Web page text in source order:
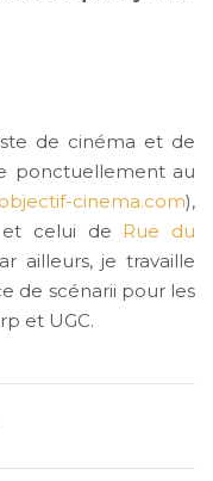
de cinéma et de
ponctuellement au
cinema.com),
et celui de Rue du
ailleurs, je travaille
de scénarii pour les
et UGC.